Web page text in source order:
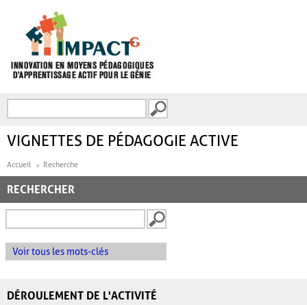
FORMULAIRE DE
VIGNETTES DE PÉDAGOGIE ACTIVE
Accueil Recherche
RECHERCHER
Voir tous les mots-clés
DÉROULEMENT DE L'ACTIVITÉ